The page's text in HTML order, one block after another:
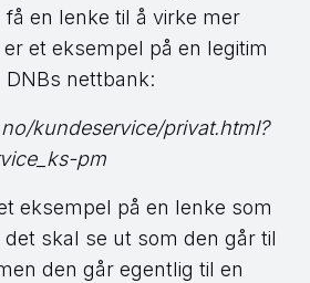
en lenke til å virke mer
et eksempel på en legitim
DNBs nettbank:
kundeservice/privat.html?
pm
eksempel på en lenke som
skal se ut som den går til
den går egentlig til en